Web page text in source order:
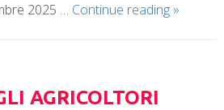
2025 … Continue reading »
AGRICOLTORI